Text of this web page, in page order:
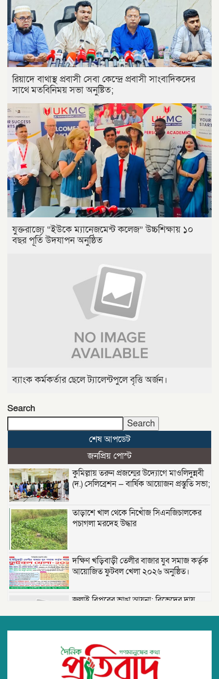
রিয়াদে বাথাস্থ প্রবাসী সেবা কেন্দ্রে প্রবাসী সাংবাদিকদের
সাথে মতবিনিময় সভা অনুষ্টিত;
যুক্তরাজ্যে “ইউকে ম্যানেজমেন্ট কলেজ” উচ্চশিক্ষায় ১০
বছর পূর্তি উদযাপন অনুষ্ঠিত
ব্যাংক কর্মকর্তার ছেলে ট্যালেন্টপুলে বৃত্তি অর্জন।
Search
Search
শেষ আপডেট
জনপ্রিয় পোস্ট
কুমিল্লায় তরুন প্রজন্মের উদ্যোগে মাওলিদুন্নবী
(দ.) সেলিব্রেশন — বার্ষিক আয়োজন প্রস্তুতি সভা;
তাড়াশে খাল থেকে নিখোঁজ সিএনজিচালকের
পচাগলা মরদেহ উদ্ধার
দক্ষিণ খড়িবাড়ী তেলীর বাজার যুব সমাজ কর্তৃক
আয়োজিত ফুটবল খেলা ২০২৬ অনুষ্ঠিত।
জুলাই বিপ্লবের ভাঙা আয়না: বিভেদের দায়
চিপসের প্যাকেট নিতে গিয়ে বিস্ফোরণ